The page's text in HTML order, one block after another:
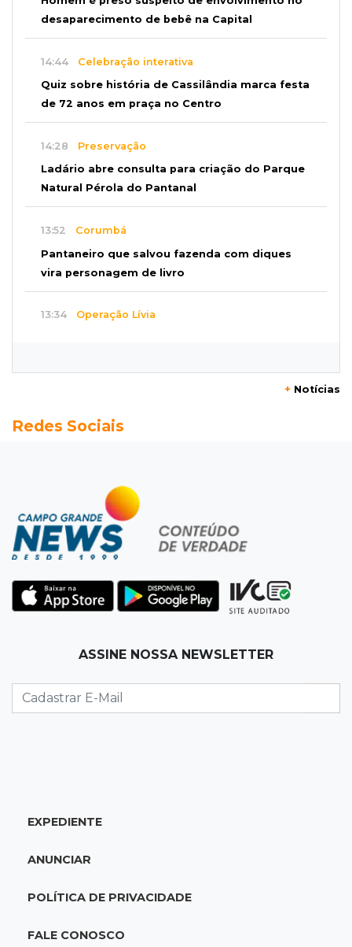
desaparecimento de bebê na Capital
14:44 Celebração interativa
Quiz sobre história de Cassilândia marca festa
de 72 anos em praça no Centro
14:28 Preservação
Ladário abre consulta para criação do Parque
Natural Pérola do Pantanal
13:52 Corumbá
Pantaneiro que salvou fazenda com diques
vira personagem de livro
13:34 Operação Lívia
MS chega a 25 cachaças registradas e amplia
Fraude eletrônica
Idoso tem R$ 39,7 mil retirados da conta em
três transferências misteriosas
O crescimento descontrolado das big techs
Árvore cai, bloqueia avenida e deixa comércio
Inteligência Artificial avança na advocacia e
Choque ao lado de condomínio
+ Notícias
Redes Sociais
ASSINE NOSSA NEWSLETTER
EXPEDIENTE
ANUNCIAR
POLÍTICA DE PRIVACIDADE
FALE CONOSCO